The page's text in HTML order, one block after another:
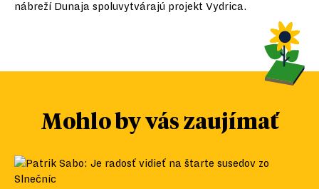
nábreží Dunaja spoluvytvárajú projekt Vydrica.
Mohlo by vás zaujímať